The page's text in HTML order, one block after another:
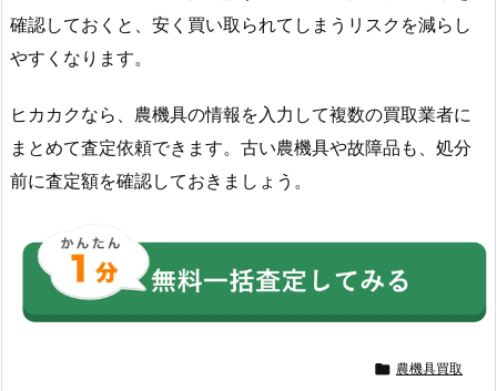
確認しておくと、安く買い取られてしまうリスクを減らし
やすくなります。
ヒカカクなら、農機具の情報を入力して複数の買取業者に
まとめて査定依頼できます。古い農機具や故障品も、処分
前に査定額を確認しておきましょう。
 農機具買取